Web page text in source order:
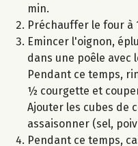
min.
Préchauffer le four à
Emincer l'oignon,
dans une poêle avec
Pendant ce temps,
½ courgette et
Ajouter les cubes de
assaisonner (sel,
Pendant ce temps,